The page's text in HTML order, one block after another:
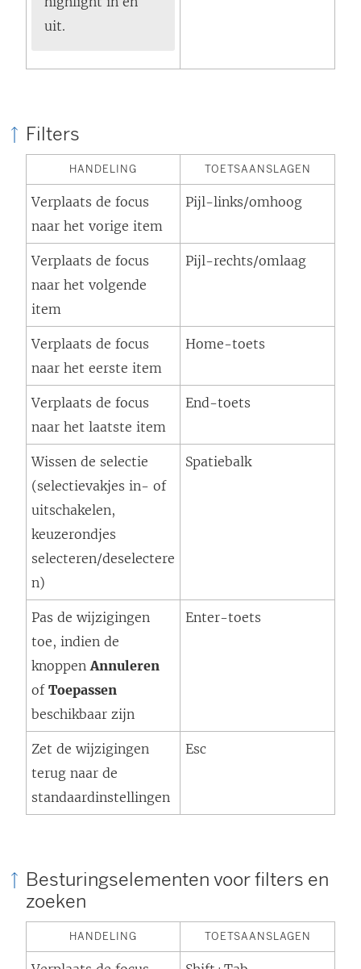
uit.
Filters
HANDELING TOETSAANSLAGEN
Verplaats de focus
naar het vorige item
Pijl-links/omhoog
Verplaats de focus
naar het volgende
item
Pijl-rechts/omlaag
Verplaats de focus
naar het eerste item
Home-toets
Verplaats de focus
naar het laatste item
End-toets
Wissen de selectie
(selectievakjes in- of
uitschakelen,
keuzerondjes
selecteren/deselectere
n)
Spatiebalk
Pas de wijzigingen
toe, indien de
knoppenAnnuleren
of Toepassen
beschikbaar zijn
Enter-toets
Zet de wijzigingen
terug naar de
standaardinstellingen
Esc
Besturingselementen voor filters en
zoeken
HANDELING TOETSAANSLAGEN